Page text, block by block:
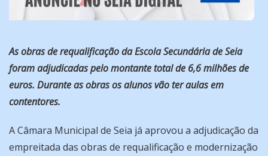
As obras de requalificação da Escola Secundária de Seia
foram adjudicadas pelo montante total de 6,6 milhões de
euros. Durante as obras os alunos vão ter aulas em
contentores.
A Câmara Municipal de Seia já aprovou a adjudicação da
empreitada das obras de requalificação e modernização